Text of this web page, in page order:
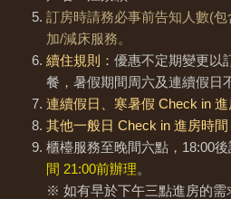
訂房時請務必事前告知人數(
加/減床服務。
續住規則： 優惠不定期變更以
餐，暑假期間周六及連續假日
連續假日、寒暑假 Check in 進
其他一般日 Check in 進房時間
櫃檯服務至晚間六點，18:00後
間 21:00前辦理。
※ 如有早於下午三點進房的需